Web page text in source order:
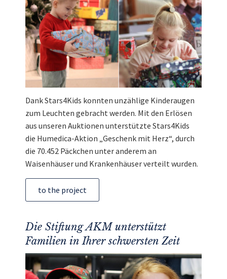
Dank Stars4Kids konnten unzählige Kinderaugen
zum Leuchten gebracht werden. Mit den Erlösen
aus unseren Auktionen unterstützte Stars4Kids
die Humedica-Aktion „Geschenk mit Herz“, durch
die 70.452 Päckchen unter anderem an
Waisenhäuser und Krankenhäuser verteilt wurden.
to the project
Die Stiftung AKM unterstützt
Familien in Ihrer schwersten Zeit